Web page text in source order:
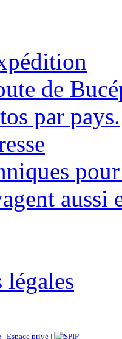
de
par pays.
aussi
| Espace privé |